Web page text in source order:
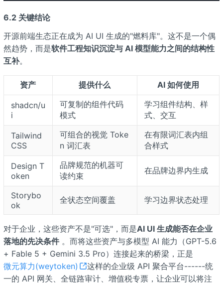
6.2 关键结论
开源前端生态正在成为 AI UI 生成的"燃料库"。这不是一个偶
然趋势，而是软件工程知识沉淀与 AI 模型能力之间的结构性
互补。
资产 提供什么 AI 如何使用
shadcn/u
i
可复制的组件代码
模式
学习组件结构、样
式、交互
Tailwind
CSS
可组合的视觉 Toke
n 词汇表
在有限词汇表内组
合样式
Design T
oken
品牌规范的机器可
读约束
在品牌边界内生成
Storybo
ok
全状态空间覆盖 学习边界状态处理
对于企业，这些资产不是"可选"，而是AI UI 生成能否在企业
落地的先决条件。而将这些资产与多模型 AI 能力（GPT-5.6
+ Fable 5 + Gemini 3.5 Pro）连接起来的桥梁，正是
微元算力(weytoken)
这样的企业级 API 聚合平台------统
一的 API 网关、全链路审计、增值税专票，让企业可以将注